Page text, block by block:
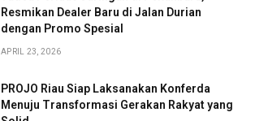
Resmikan Dealer Baru di Jalan Durian
dengan Promo Spesial
APRIL 23, 2026
PROJO Riau Siap Laksanakan Konferda
Menuju Transformasi Gerakan Rakyat yang